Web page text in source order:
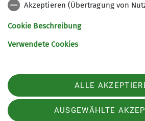
Sektion Ebingen des Deutschen Alpenvereins e.V.
Telefon +4974313480
Akzeptieren (Übertragung von
Cookie Beschreibung
Verwendete Cookies
ALLE
AUSGEWÄHLTE